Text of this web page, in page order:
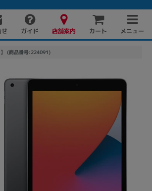
ガイド 店舗案内 カート メニュー
(商品番号:224091)